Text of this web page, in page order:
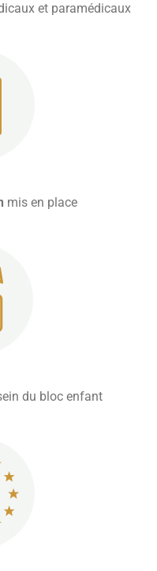
et paramédicaux
mis en place
du bloc enfant